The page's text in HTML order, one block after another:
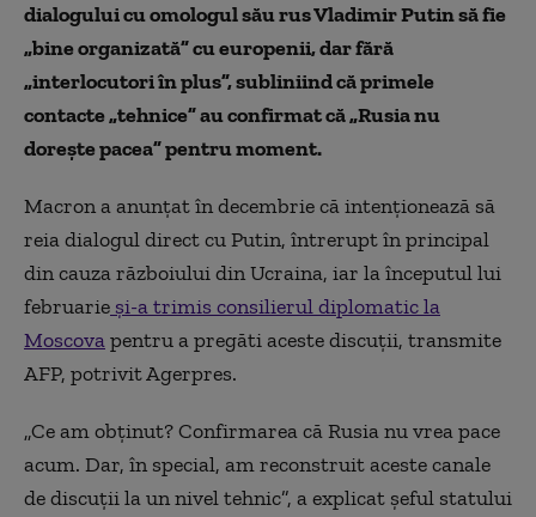
dialogului cu omologul său rus Vladimir Putin să fie
„bine organizată” cu europenii, dar fără
„interlocutori în plus”, subliniind că primele
contacte „tehnice” au confirmat că „Rusia nu
doreşte pacea” pentru moment.
Macron a anunţat în decembrie că intenţionează să
reia dialogul direct cu Putin, întrerupt în principal
din cauza războiului din Ucraina, iar la începutul lui
februarie şi-a trimis consilierul diplomatic la
Moscovapentru a pregăti aceste discuţii, transmite
AFP, potrivit Agerpres.
„Ce am obţinut? Confirmarea că Rusia nu vrea pace
acum. Dar, în special, am reconstruit aceste canale
de discuţii la un nivel tehnic”, a explicat şeful statului